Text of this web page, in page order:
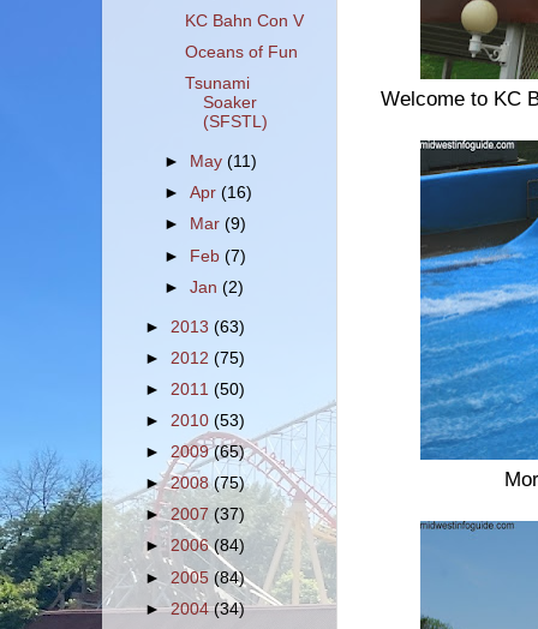
Welcome to KC
KC Bahn Con V
Oceans of Fun
Tsunami
Soaker
(SFSTL)
► May(11)
►Apr(16)
►
Mar(9)
► Feb(7)
►Jan(2)
► 2013 (63)
► 2012 (75)
► 2011 (50)
► 2010 (53)
► 2009(65)
►2008(75)
►2007(37)
► 2006(84)
► 2005 (84)
►2004(34)